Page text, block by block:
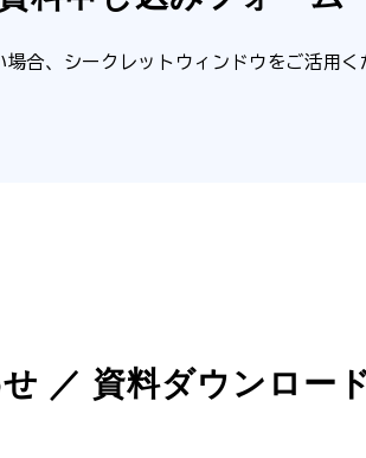
合、シークレットウィンドウをご活用く
／ 資料ダウンロー